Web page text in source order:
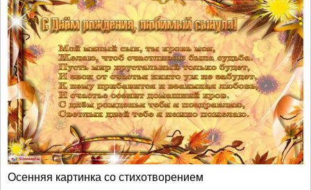
Осенняя картинка со стихотворением